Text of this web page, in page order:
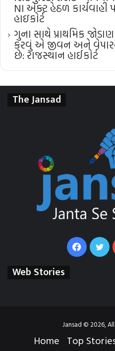
NI એક્ટ હેઠળ કાર્યવાહી
હાઇકોર્ટ
ગુના સાથે પ્રાથમિક
કરવું એ જીવન અને
છે: રાજસ્થાન હાઈકોર્ટ
The Jansad
Web Stories
Jansad © 2026,
Home Top